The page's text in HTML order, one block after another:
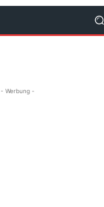
- Werbung -